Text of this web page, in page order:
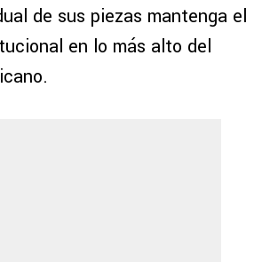
de sus piezas mantenga el
en lo más alto del